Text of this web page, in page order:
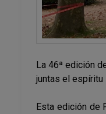
La 46ª edición
juntas el espíritu
Esta edición de